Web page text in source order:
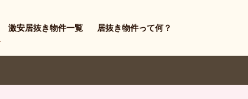
激安居抜き物件一覧 居抜き物件って何？